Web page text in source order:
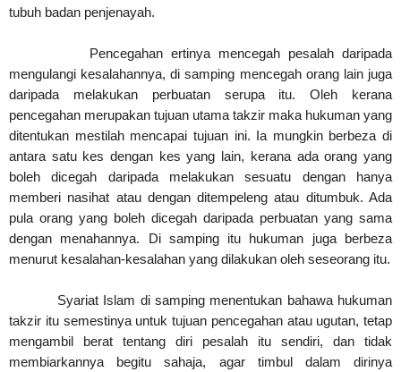
tubuh badan penjenayah.
Pencegahan ertinya mencegah pesalah daripada
mengulangi kesalahannya, di samping mencegah orang lain juga
daripada melakukan perbuatan serupa itu. Oleh kerana
pencegahan merupakan tujuan utama takzir maka hukuman yang
ditentukan mestilah mencapai tujuan ini. Ia mungkin berbeza di
antara satu kes dengan kes yang lain, kerana ada orang yang
boleh dicegah daripada melakukan sesuatu dengan hanya
memberi nasihat atau dengan ditempeleng atau ditumbuk. Ada
pula orang yang boleh dicegah daripada perbuatan yang sama
dengan menahannya. Di samping itu hukuman juga berbeza
menurut kesalahan-kesalahan yang dilakukan oleh seseorang itu.
Syariat Islam di samping menentukan bahawa hukuman
takzir itu semestinya untuk tujuan pencegahan atau ugutan, tetap
mengambil berat tentang diri pesalah itu sendiri, dan tidak
membiarkannya begitu sahaja, agar timbul dalam dirinya